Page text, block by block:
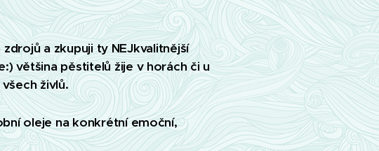
a zkupuji ty NEJkvalitnější
většina pěstitelů žije v horách či u
živlů.
oleje na konkrétní emoční,